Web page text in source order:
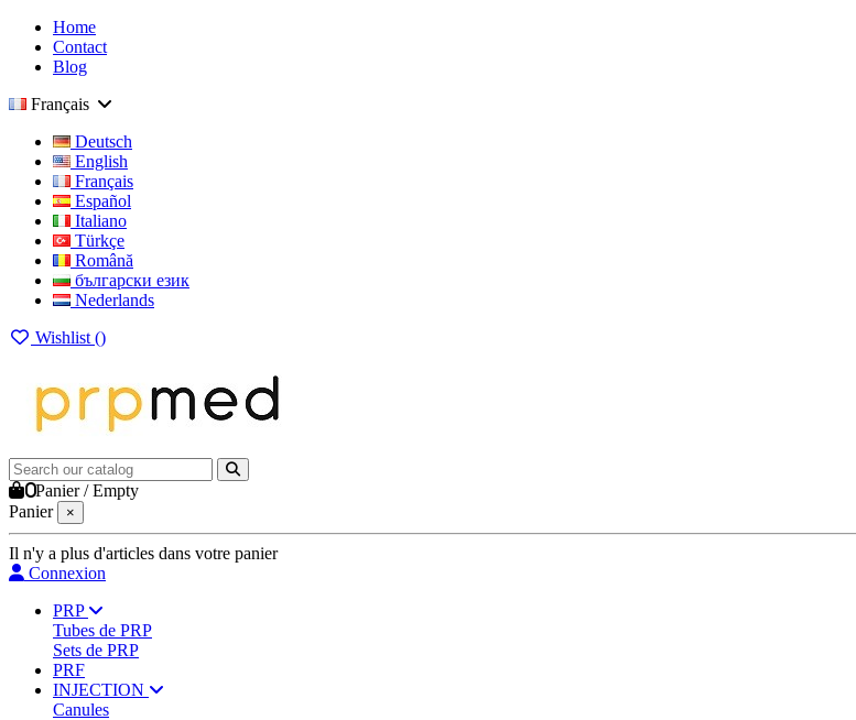
Home
Contact
Blog
Français
Deutsch
English
Français
Español
Italiano
Türkçe
Română
български език
Nederlands
Wishlist ()
0Panier /Empty
Panier
×
Il n'y a plus d'articles dans votre panier
Connexion
PRP
Tubes de PRP
Sets de PRP
PRF
INJECTION
Canules